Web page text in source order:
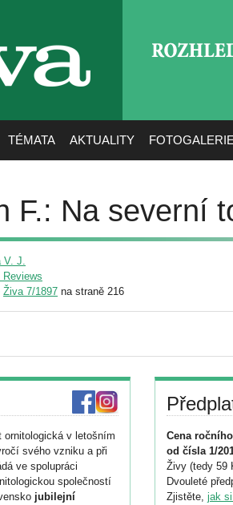
TÉMATA AKTUALITY
F.: Na severní
V. J.
Reviews
Živa 7/1897 na straně 216
ornitologická v letošním
svého vzniku a při
ve spolupráci
společností
jubilejní
Cena
od čísla 1/
Živy (tedy 59
Dvouleté
Zjistěte, jak